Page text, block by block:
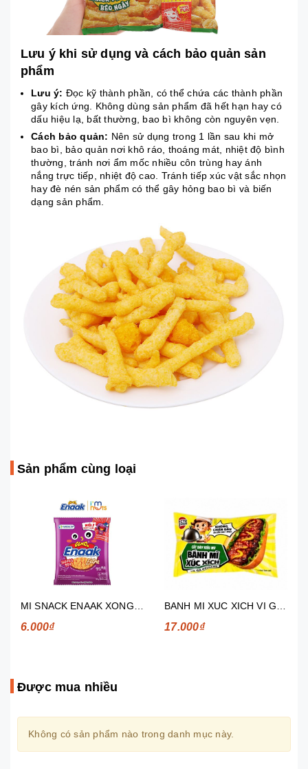
Lưu ý khi sử dụng và cách bảo quản sản
phẩm
Lưu ý: Đọc kỹ thành phần, có thể chứa các thành phần
gây kích ứng. Không dùng sản phẩm đã hết hạn hay có
dấu hiệu lạ, bất thường, bao bì không còn nguyên vẹn.
Cách bảo quản: Nên sử dụng trong 1 lần sau khi mở
bao bì, bảo quản nơi khô ráo, thoáng mát, nhiệt độ bình
thường, tránh nơi ẩm mốc nhiều côn trùng hay ánh
nắng trực tiếp, nhiệt độ cao. Tránh tiếp xúc vật sắc nhọn
hay đè nén sản phẩm có thể gây hỏng bao bì và biến
dạng sản phẩm.
Sản phẩm cùng loại
BANH MI XUC XICH VI GA ORLEANS 85G
17.000₫
BANH MI XUC XICH VI BO TIEU DEN 85G
17.000₫
Được mua nhiều
Không có sản phẩm nào trong danh mục này.